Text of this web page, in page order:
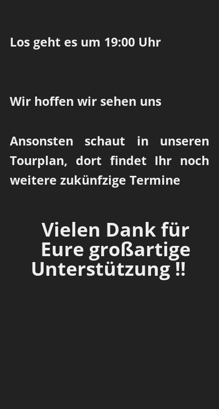
Los geht es um 19:00 Uhr
Wir hoffen wir sehen uns
Ansonsten schaut in unseren
Tourplan, dort findet Ihr noch
weitere zukünfzige Termine
Vielen Dank für
Eure großartige
Unterstützung !!